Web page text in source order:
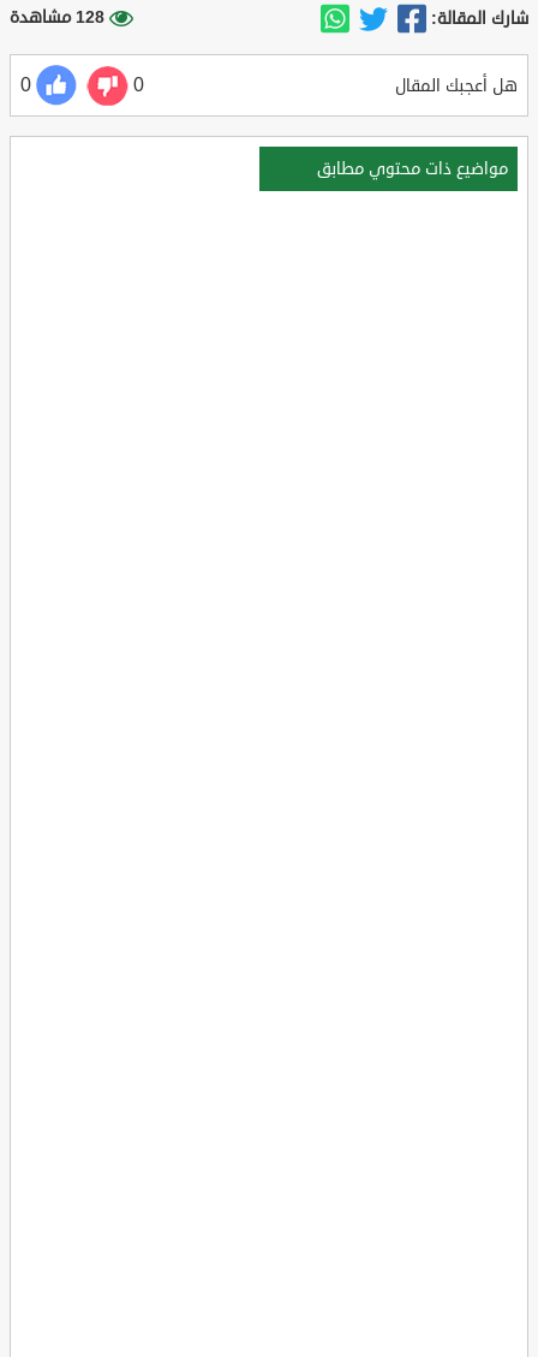
شارك المقالة: 128 مشاهدة
هل أعجبك المقال 0
0
مواضيع ذات محتوي مطابق